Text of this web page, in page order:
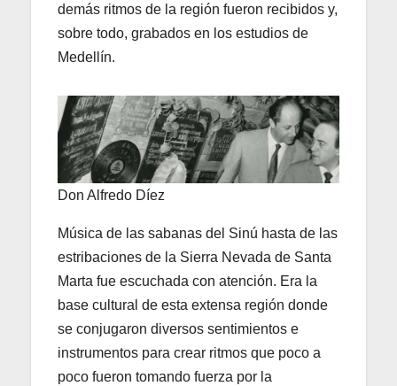
demás ritmos de la región fueron recibidos y,
sobre todo, grabados en los estudios de
Medellín.
Don Alfredo Díez
Música de las sabanas del Sinú hasta de las
estribaciones de la Sierra Nevada de Santa
Marta fue escuchada con atención. Era la
base cultural de esta extensa región donde
se conjugaron diversos sentimientos e
instrumentos para crear ritmos que poco a
poco fueron tomando fuerza por la